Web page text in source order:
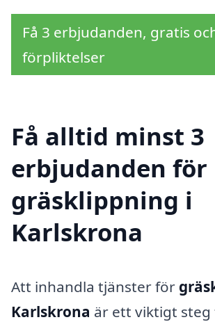
Få 3 erbjudanden, gratis
förpliktelser
Få alltid minst 3
erbjudanden för
gräsklippning i
Karlskrona
Att inhandla tjänster för
Karlskrona är ett viktigt steg